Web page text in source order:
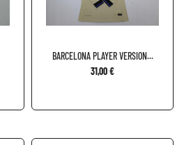
BARCELONA PLAYER VERSION...
31,00 €